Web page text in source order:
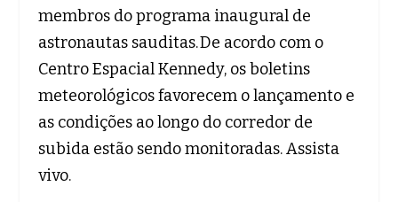
membros do programa inaugural de
astronautas sauditas. De acordo com o
Centro Espacial Kennedy, os boletins
meteorológicos favorecem o lançamento e
as condições ao longo do corredor de
subida estão sendo monitoradas. Assista
vivo.